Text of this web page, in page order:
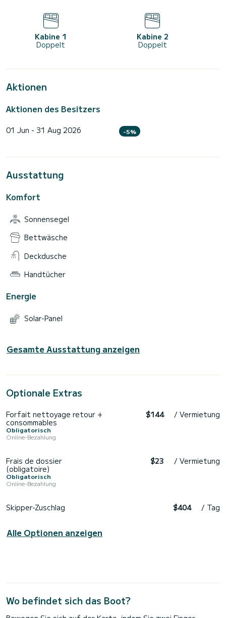
Kabine 1
Doppelt
Kabine 2
Doppelt
Aktionen
Aktionen des Besitzers
01 Jun - 31 Aug 2026 -5%
Ausstattung
Komfort
Sonnensegel
Bettwäsche
Deckdusche
Handtücher
Energie
Solar-Panel
Gesamte Ausstattung anzeigen
Optionale Extras
Forfait nettoyage retour +
consommables
Obligatorisch
Online-Bezahlung
$144 / Vermietung
Frais de dossier
(obligatoire)
Obligatorisch
Online-Bezahlung
$23 / Vermietung
Skipper-Zuschlag $404 / Tag
Alle Optionen anzeigen
Wo befindet sich das Boot?